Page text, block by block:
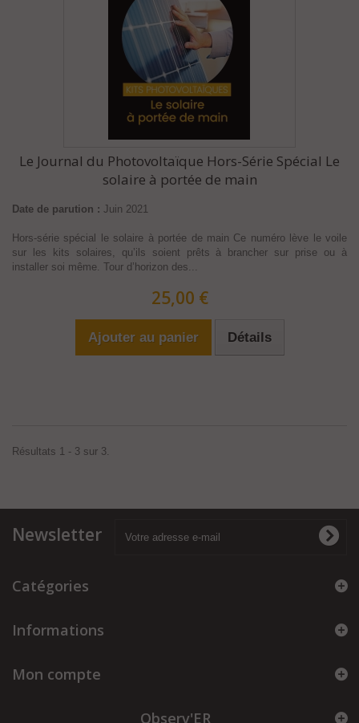
Le Journal du Photovoltaïque Hors-Série Spécial Le
solaire à portée de main
Date de parution : Juin 2021
Hors-série spécial le solaire à portée de main Ce numéro lève le voile
sur les kits solaires, qu’ils soient prêts à brancher sur prise ou à
installer soi même. Tour d’horizon des...
25,00 €
Ajouter au panier Détails
Résultats 1 - 3 sur 3.
Newsletter
Catégories
Informations
Mon compte
Observ'ER